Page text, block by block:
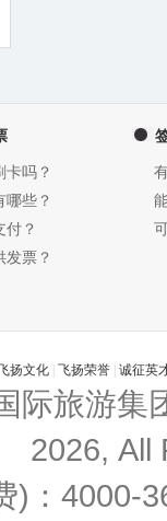
卡吗？
哪些？
付？
发票？
扬文化 飞扬荣誉 诚征英
际旅游集
2026, All
)：4000-